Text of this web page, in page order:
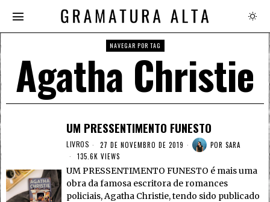
NAVEGAR POR TAG
Agatha Christie
UM PRESSENTIMENTO FUNESTO
LIVROS 27 DE NOVEMBRO DE 2019 POR SARA
135.6K VIEWS
UM PRESSENTIMENTO FUNESTO é mais uma
obra da famosa escritora de romances
policiais, Agatha Christie, tendo sido publicado